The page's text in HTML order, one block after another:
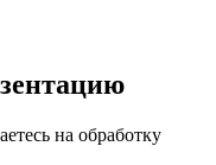
на обработку